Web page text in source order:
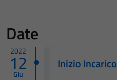
Date
2022
12
Giu
Inizio Incarico